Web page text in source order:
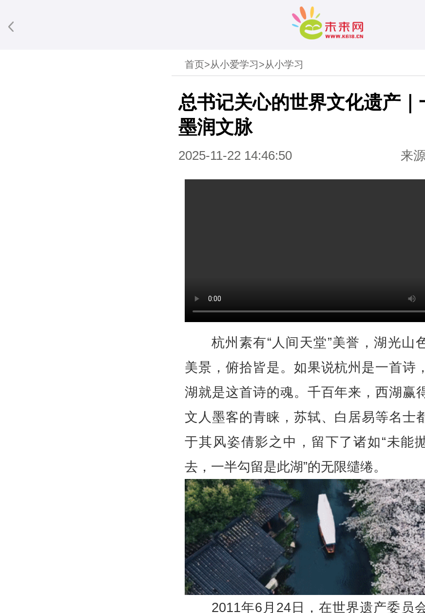
首页>从小爱学习>从小学习
总书记关心的世界文化遗产｜
墨润文脉
2025-11-22 14:46:50 来
杭州素有“人间天堂”美誉，湖光山
美景，俯拾皆是。如果说杭州是一首诗
湖就是这首诗的魂。千百年来，西湖赢
文人墨客的青睐，苏轼、白居易等名士
于其风姿倩影之中，留下了诸如“未能
去，一半勾留是此湖”的无限缱绻。
2011年6月24日，在世界遗产委员